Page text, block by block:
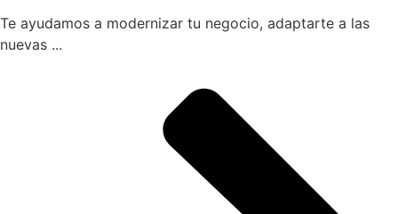
Te ayudamos a modernizar tu negocio, adaptarte a las
nuevas ...